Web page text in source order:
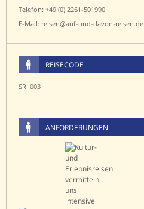
Telefon: +49 (0) 2261-501990
E-Mail: reisen@auf-und-davon-reisen.de
REISECODE
SRI 003
ANFORDERUNGEN